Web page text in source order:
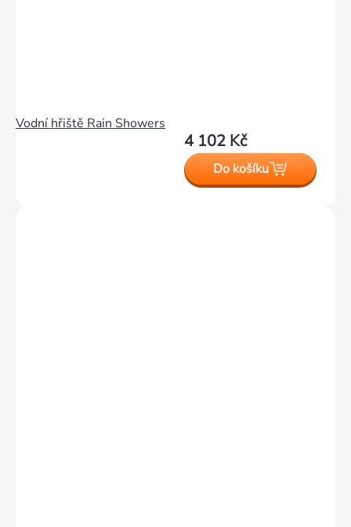
Vodní hřiště Rain Showers
4 102 Kč
Do košíku